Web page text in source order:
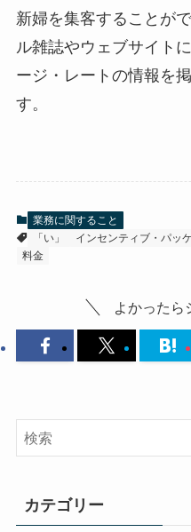
新婦を集客することがで
ル雑誌やウェブサイト
ージ・レートの情報を
す。
業務に関すること
「い」
インセンティブ・パッ
料金
よかったら
カテゴリー